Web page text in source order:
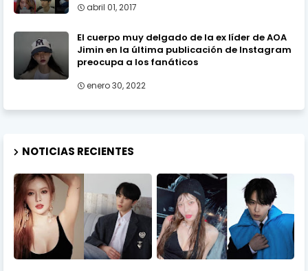
abril 01, 2017
El cuerpo muy delgado de la ex líder de AOA
Jimin en la última publicación de Instagram
preocupa a los fanáticos
enero 30, 2022
NOTICIAS RECIENTES